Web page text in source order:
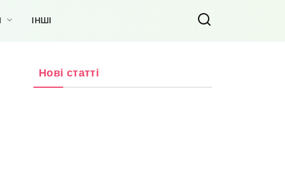
ІНШІ
Нові статті